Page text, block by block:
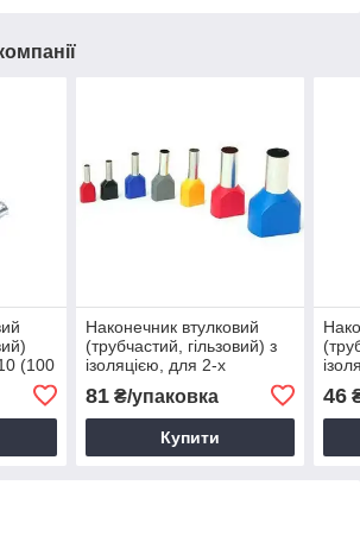
(100
Наконечник втулковий
(трубчастий, гільзовий) з
ізоляцією, для 2-х
шт.)
81₴/упаковка
Купити
46